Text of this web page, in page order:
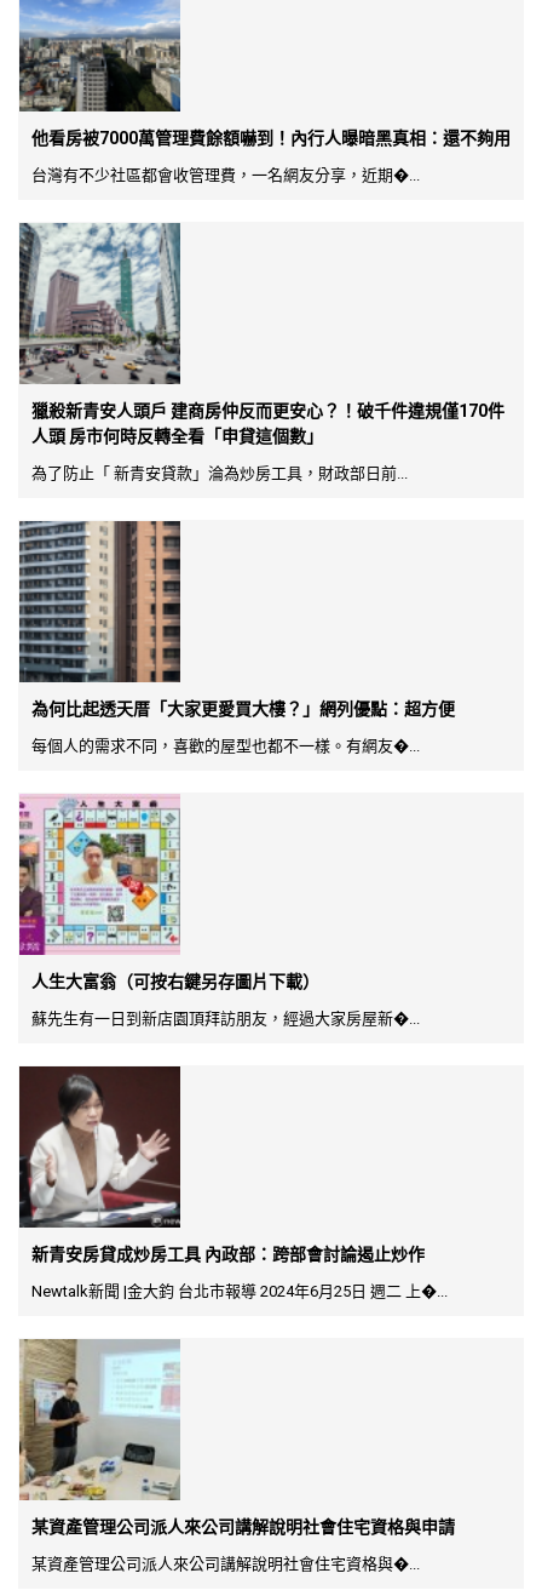
他看房被7000萬管理費餘額嚇到！內行人曝暗黑真相：還不夠用
台灣有不少社區都會收管理費，一名網友分享，近期�...
獵殺新青安人頭戶 建商房仲反而更安心？！破千件違規僅170件
人頭 房市何時反轉全看「申貸這個數」
為了防止「 新青安貸款」淪為炒房工具，財政部日前...
為何比起透天厝「大家更愛買大樓？」網列優點：超方便
每個人的需求不同，喜歡的屋型也都不一樣。有網友�...
人生大富翁（可按右鍵另存圖片下載）
蘇先生有一日到新店園頂拜訪朋友，經過大家房屋新�...
新青安房貸成炒房工具 內政部：跨部會討論遏止炒作
Newtalk新聞 |金大鈞 台北市報導 2024年6月25日 週二 上�...
某資產管理公司派人來公司講解說明社會住宅資格與申請
某資產管理公司派人來公司講解說明社會住宅資格與�...